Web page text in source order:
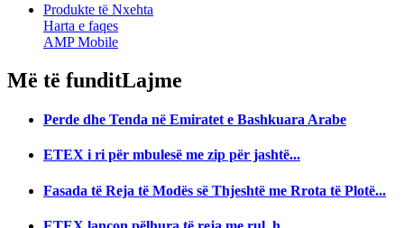
Produkte të Nxehta
Harta e faqes
AMP Mobile
Më të funditLajme
Perde dhe Tenda në Emiratet e Bashkuara Arabe
ETEX i ri për mbulesë me zip për jashtë...
Fasada të Reja të Modës së Thjeshtë me Rrota të Plotë...